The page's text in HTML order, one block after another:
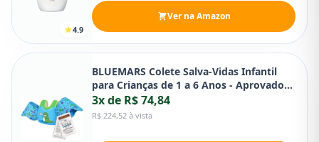
4.9
Ver na Amazon
BLUEMARS Colete Salva-Vidas Infantil
para Crianças de 1 a 6 Anos - Aprovado
pela Guarda Costeira
3x de R$ 74,84
R$ 224,52 à vista